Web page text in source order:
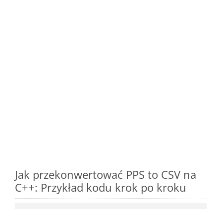
Jak przekonwertować PPS to CSV na
C++: Przykład kodu krok po kroku